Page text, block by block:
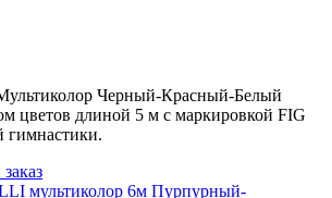
Черный-Красный-Белый
цветов длиной 5 м с маркировкой FIG
гимнастики.